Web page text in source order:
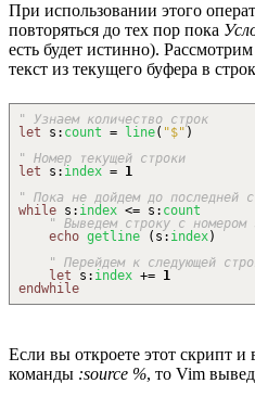
При использовании этого
повторяться до тех пор пока
есть будет истинно).
текст из текущего буфера в
" Узнаем количество строк
let s : count = line( "$")
" Номер текущей строки
let s :index= 1
" Пока не дойдем до последней
while s : index <= s : count
" Выведем строку с номером
echo getline ( s: index)
" Перейдем к следующей
let s : index += 1
endwhile
Если вы откроете этот скрипт
команды :source %, то Vim